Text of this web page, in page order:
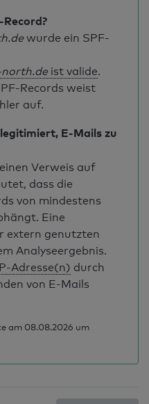
wurde ein SPF-
ist valide.
Records weist
auf.
E-Mails zu
Verweis auf
dass die
von mindestens
Eine
extern genutzten
Analyseergebnis.
Adresse(n) durch
von E-Mails
am 08.08.2026 um